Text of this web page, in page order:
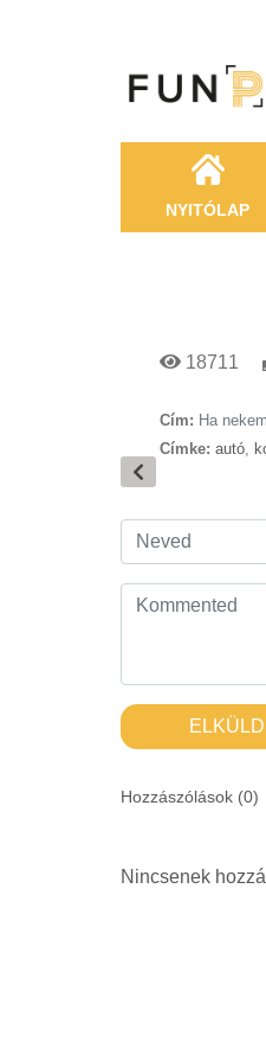
NYITÓLAP
18711
Cím: Ha
Címke: autó,
ELKÜLD
Hozzászólások (0)
Nincsenek